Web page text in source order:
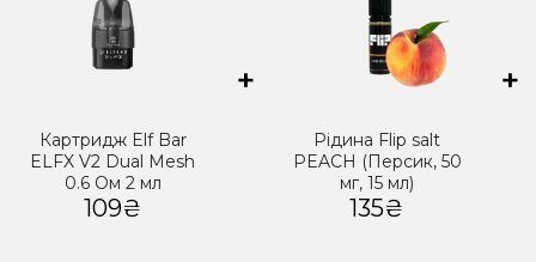
Картридж Elf Bar
ELFX V2 Dual Mesh
0.6 Ом 2 мл
109₴
+
Рідина Flip salt
PEACH (Персик, 50
мг, 15 мл)
135₴
+